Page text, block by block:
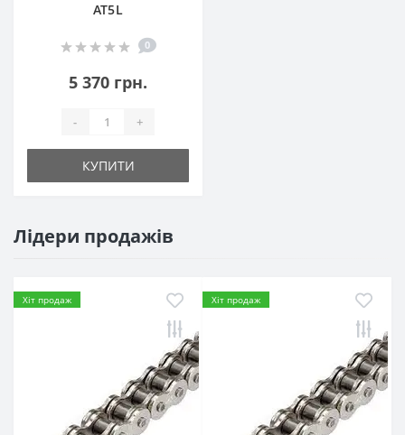
AT5L
0
5 370 грн.
- +
КУПИТИ
Лідери продажів
Хіт продаж Хіт продаж